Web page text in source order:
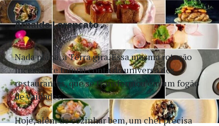
Nada plana, a Terra gira. Essa mesma rotação
incessante tomou conta do universo dos
restaurantes, que se transformou em um fogão
de vaidades.
Hoje, além de cozinhar bem, um chef precisa
Arnaldo Lorençato